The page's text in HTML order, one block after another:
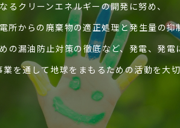
るクリーンエネルギーの開発に努め、
所からの廃棄物の適正処理と発生量の抑
の漏油防止対策の徹底など、 発電、発電
業を通して地球をまもるための活動を大